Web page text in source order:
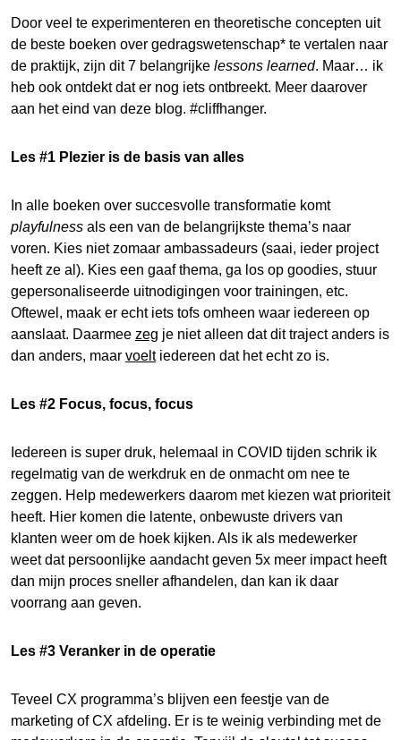
Door veel te experimenteren en theoretische concepten uit
de beste boeken over gedragswetenschap* te vertalen naar
de praktijk, zijn dit 7 belangrijke lessons learned. Maar… ik
heb ook ontdekt dat er nog iets ontbreekt. Meer daarover
aan het eind van deze blog. #cliffhanger.
Les #1 Plezier is de basis van alles
In alle boeken over succesvolle transformatie komt
playfulness als een van de belangrijkste thema’s naar
voren. Kies niet zomaar ambassadeurs (saai, ieder project
heeft ze al). Kies een gaaf thema, ga los op goodies, stuur
gepersonaliseerde uitnodigingen voor trainingen, etc.
Oftewel, maak er echt iets tofs omheen waar iedereen op
aanslaat. Daarmee zeg je niet alleen dat dit traject anders is
dan anders, maar voeltiedereen dat het echt zo is.
Les #2 Focus, focus, focus
Iedereen is super druk, helemaal in COVID tijden schrik ik
regelmatig van de werkdruk en de onmacht om nee te
zeggen. Help medewerkers daarom met kiezen wat prioriteit
heeft. Hier komen die latente, onbewuste drivers van
klanten weer om de hoek kijken. Als ik als medewerker
weet dat persoonlijke aandacht geven 5x meer impact heeft
dan mijn proces sneller afhandelen, dan kan ik daar
voorrang aan geven.
Les #3 Veranker in de operatie
Teveel CX programma’s blijven een feestje van de
marketing of CX afdeling. Er is te weinig verbinding met de